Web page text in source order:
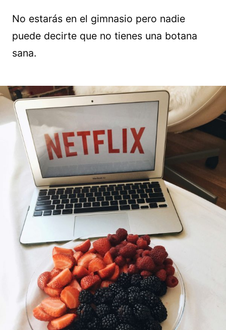
No estarás en el gimnasio pero nadie
puede decirte que no tienes una botana
sana.